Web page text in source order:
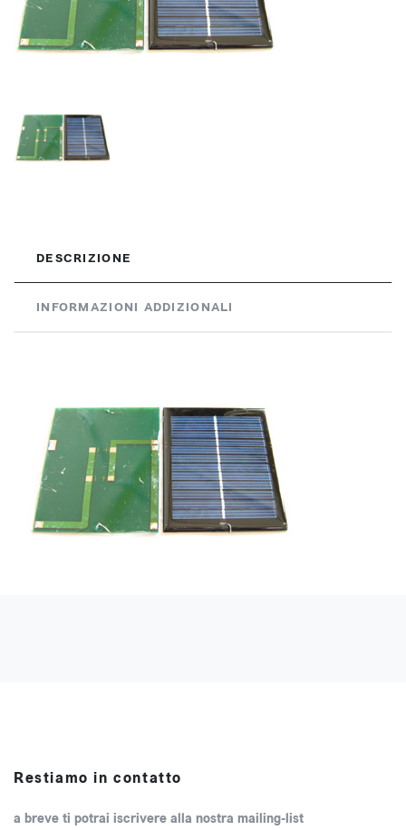
DESCRIZIONE
INFORMAZIONI ADDIZIONALI
Restiamo in contatto
a breve ti potrai iscrivere alla nostra mailing-list